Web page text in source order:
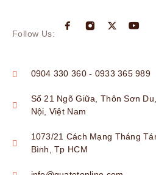
Follow Us:
0904 330 360 - 0933 365 989
Số 21 Ngõ Giữa, Thôn Sơn
Nội, Việt Nam
1073/21 Cách Mạng Tháng
Bình, Tp HCM